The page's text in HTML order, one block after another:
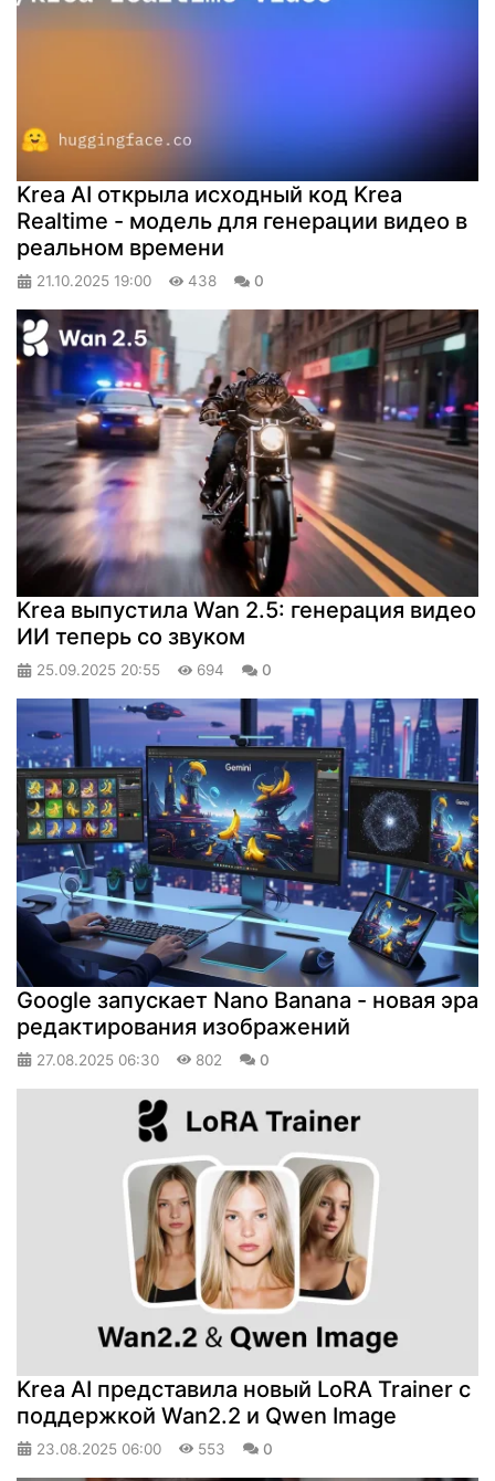
Krea AI открыла исходный код Krea
Realtime - модель для генерации видео в
реальном времени
21.10.2025 19:00 438 0
Krea выпустила Wan 2.5: генерация видео
ИИ теперь со звуком
25.09.2025 20:55 694 0
Google запускает Nano Banana - новая эра
редактирования изображений
27.08.2025 06:30 802 0
Krea AI представила новый LoRA Trainer с
поддержкой Wan2.2 и Qwen Image
23.08.2025 06:00 553 0